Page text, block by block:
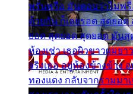
พรั่นพรือ มันตอบว่าไม่พรื่
ด้วยกัน ก็เลยรอด สุดยอ
ยอด สุดยอด สุดยอด มัน
ห้องเช่า เธอผิวขาวผมย
จริงเธอ อยู่ห้องข้างข้าง
ทองแดง กลับจากรามมา